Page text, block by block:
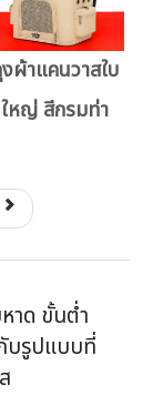
ผ้าแคนวาสใบ
ใหญ่ สีกรมท่า
หาด ขั้นต่ำ
บรูปแบบที่